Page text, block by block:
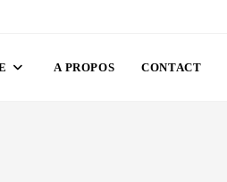
A PROPOS CONTACT